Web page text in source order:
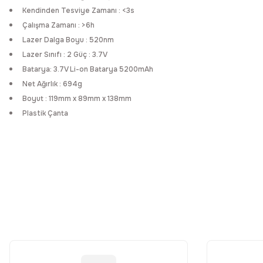
Kendinden Tesviye Zamanı : <3s
Çalışma Zamanı : >6h
Lazer Dalga Boyu : 520nm
Lazer Sınıfı : 2 Güç : 3.7V
Batarya: 3.7V Li-on Batarya 5200mAh
Net Ağırlık : 694g
Boyut : 119mm x 89mm x 138mm
Plastik Çanta